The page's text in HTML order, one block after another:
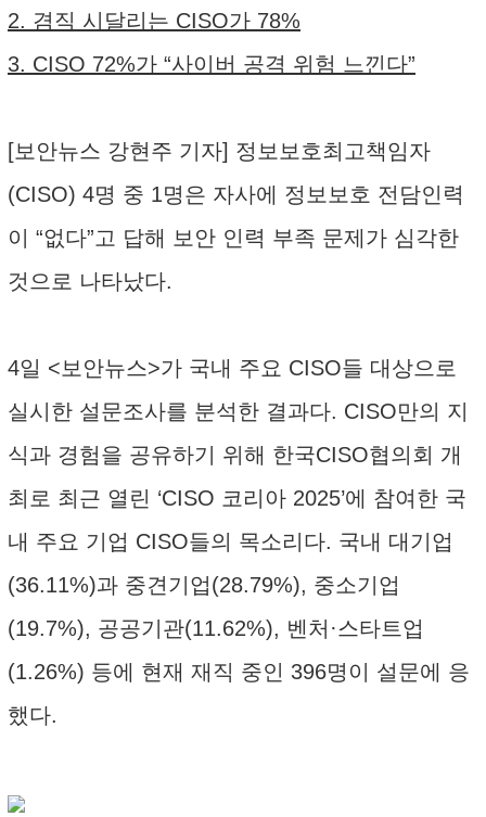
2. 겸직 시달리는 CISO가 78%
3. CISO 72%가 “사이버 공격 위험 느낀다”
[보안뉴스 강현주 기자] 정보보호최고책임자
(CISO) 4명 중 1명은 자사에 정보보호 전담인력
이 “없다”고 답해 보안 인력 부족 문제가 심각한
것으로 나타났다.
4일 <보안뉴스>가 국내 주요 CISO들 대상으로
실시한 설문조사를 분석한 결과다. CISO만의 지
식과 경험을 공유하기 위해 한국CISO협의회 개
최로 최근 열린 ‘CISO 코리아 2025’에 참여한 국
내 주요 기업 CISO들의 목소리다. 국내 대기업
(36.11%)과 중견기업(28.79%), 중소기업
(19.7%), 공공기관(11.62%), 벤처·스타트업
(1.26%) 등에 현재 재직 중인 396명이 설문에 응
했다.